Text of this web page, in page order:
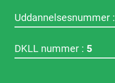
Uddannelsesnummer :
DKLL nummer : 5